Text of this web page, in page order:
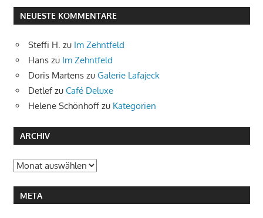
NEUESTE KOMMENTARE
Steffi H. zu Im Zehntfeld
Hans zu Im Zehntfeld
Doris Martens zu Galerie Lafajeck
Detlefzu Café Deluxe
Helene Schönhoff zu Kategorien
ARCHIV
Archiv
META